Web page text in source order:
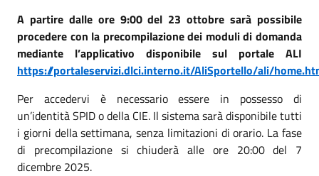
A partire dalle ore 9:00 del 23 ottobre sarà possibile
procedere con la precompilazione dei moduli di domanda
mediante l’applicativo disponibile sul portale ALI
https://portaleservizi.dlci.interno.it/AliSportello/ali/
Per accedervi è necessario essere in possesso di
un’identità SPID o della CIE. Il sistema sarà disponibile tutti
i giorni della settimana, senza limitazioni di orario. La fase
di precompilazione si chiuderà alle ore 20:00 del 7
dicembre 2025.